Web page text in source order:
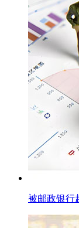
被邮政银行